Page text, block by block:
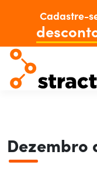
Cadastre-
Dezembro